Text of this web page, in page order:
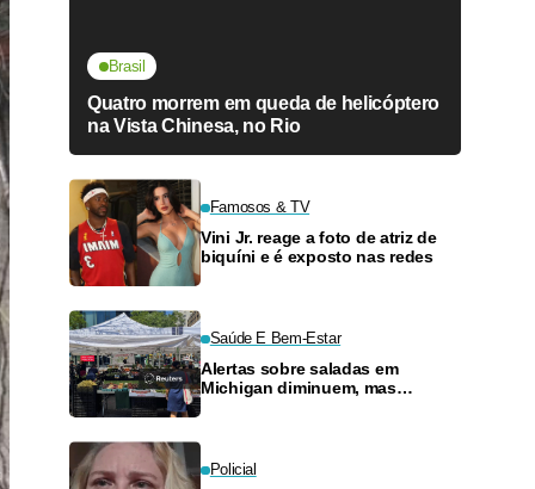
Brasil
Quatro morrem em queda de helicóptero
na Vista Chinesa, no Rio
Famosos & TV
Vini Jr. reage a foto de atriz de
biquíni e é exposto nas redes
Saúde E Bem-Estar
Alertas sobre saladas em
Michigan diminuem, mas
Policial